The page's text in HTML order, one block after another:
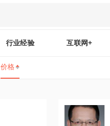
行业经验 互联网+
价格